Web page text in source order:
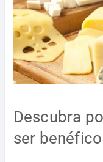
Descubra
ser